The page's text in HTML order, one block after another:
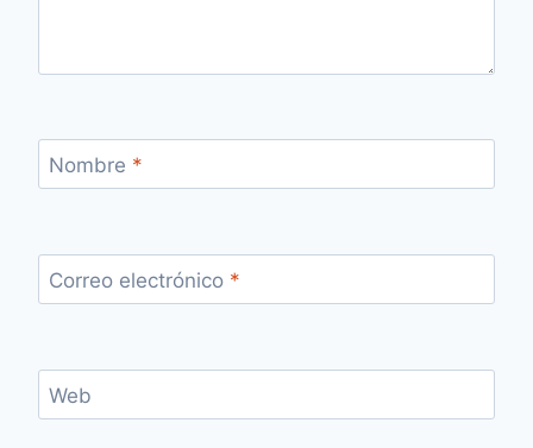
Nombre *
Correo electrónico *
Web